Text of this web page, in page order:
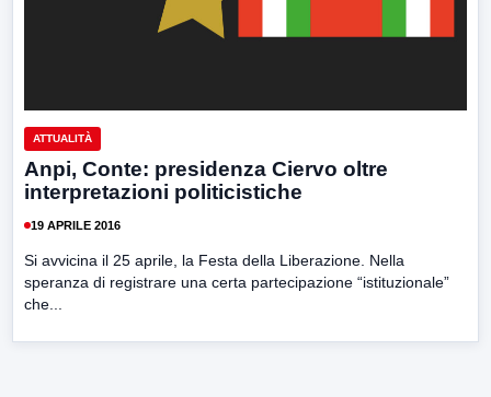
ATTUALITÀ
Anpi, Conte: presidenza Ciervo oltre
interpretazioni politicistiche
19 APRILE 2016
Si avvicina il 25 aprile, la Festa della Liberazione. Nella
speranza di registrare una certa partecipazione “istituzionale”
che...